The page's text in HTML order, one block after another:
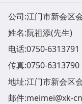
公司:江门市新会区
姓名:阮祖添(先生)
电话:0750-6313791
传真:0750-6313790
地址:江门市新会区
邮件:meimei@xk-